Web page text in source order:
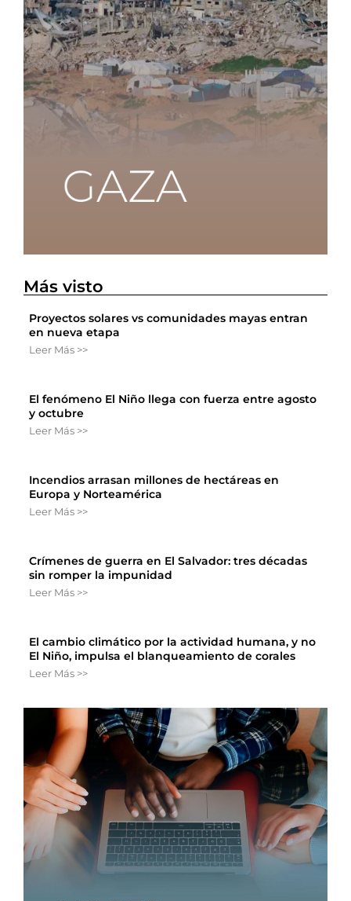
Más visto
Proyectos solares vs comunidades mayas entran
en nueva etapa
Leer Más >>
El fenómeno El Niño llega con fuerza entre agosto
y octubre
Leer Más >>
Incendios arrasan millones de hectáreas en
Europa y Norteamérica
Leer Más >>
Crímenes de guerra en El Salvador: tres décadas
sin romper la impunidad
Leer Más >>
El cambio climático por la actividad humana, y no
El Niño, impulsa el blanqueamiento de corales
Leer Más >>